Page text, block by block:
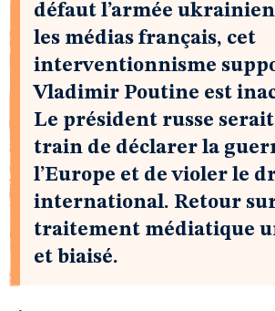
défaut l’armée
les médias français, cet
interventionnisme
Vladimir Poutine est
Le président russe
train de déclarer la
l’Europe et de violer le
international. Retour
traitement médiatique
et biaisé.